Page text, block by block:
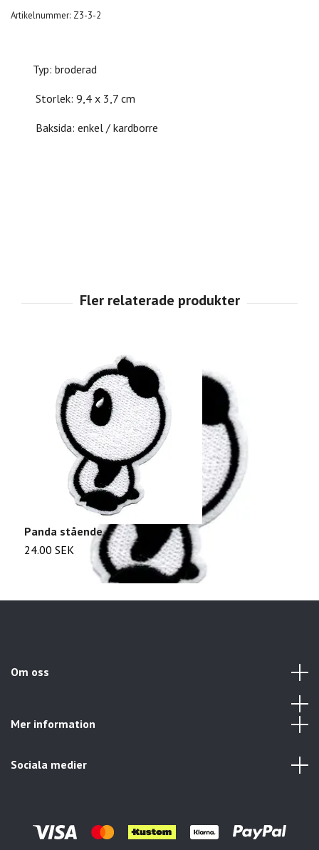
Artikelnummer: Z3-3-2
Typ: broderad
Storlek: 9,4 x 3,7 cm
Baksida: enkel / kardborre
Panda stående
24.00 SEK
Om oss
Mer information
Sociala medier